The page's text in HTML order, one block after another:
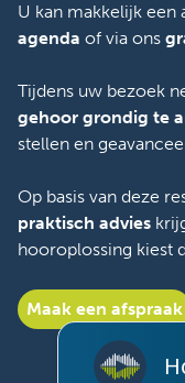
U kan makkelijk een
agenda of via ons
Tijdens uw bezoek
gehoor grondig te
stellen en
Op basis van deze
praktisch advies
hooroplossing kiest
Maak een afspraak